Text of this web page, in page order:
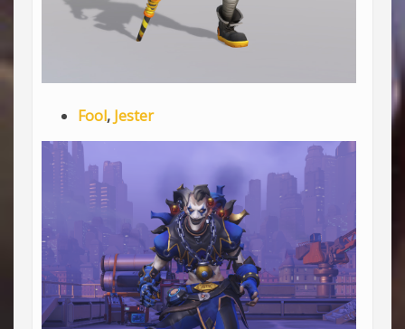
Fool, Jester